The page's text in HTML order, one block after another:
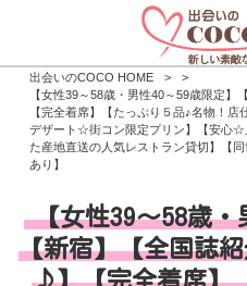
出会いのCOCO HOME >
>
【女性39～58歳・男性40～59歳限定】
【完全着席】【たっぷり５品♪名物！
デザート☆街コン限定プリン】【安心☆
た産地直送の人気レストラン貸切】【
あり】
【女性39～58歳・
【新宿】【全国誌
♪】【完全着席】